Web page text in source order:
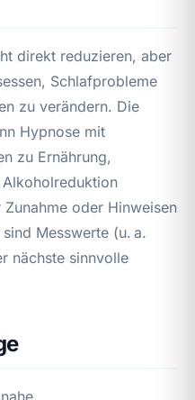
direkt reduzieren, aber
Schlafprobleme
zu verändern. Die
Hypnose mit
zu Ernährung,
oder Hinweisen
Messwerte (u. a.
nächste sinnvolle